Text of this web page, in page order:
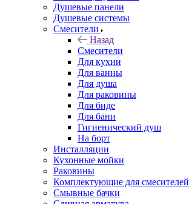
Душевые панели
Душевые системы
Смесители
Назад
Смесители
Для кухни
Для ванны
Для душа
Для раковины
Для биде
Для бани
Гигиенический душ
На борт
Инсталляции
Кухонные мойки
Раковины
Комплектующие для смесителей
Смывные бачки